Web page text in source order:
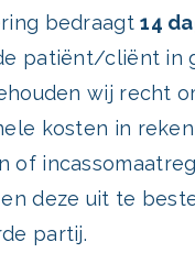
bedraagt14
patiënt/cliënt in
wij recht
kosten in
of
deze uit te
partij.